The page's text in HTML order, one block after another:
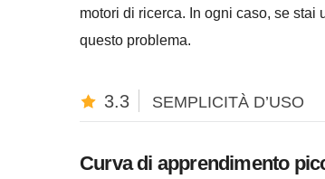
motori di ricerca. In ogni caso, se
questo problema.
3.3 SEMPLICITÀ D’USO
Curva di apprendimento